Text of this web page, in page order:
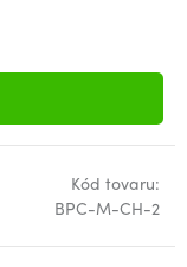
Kód tovaru:
BPC-M-CH-2